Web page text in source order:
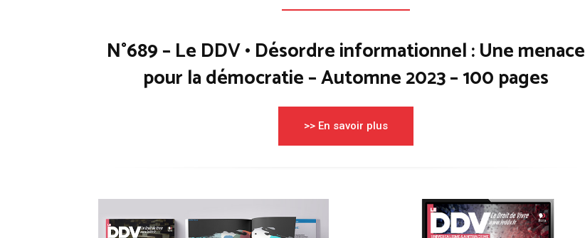
N°689 – Le DDV • Désordre informationnel : Une menace
pour la démocratie – Automne 2023 – 100 pages
>> En savoir plus